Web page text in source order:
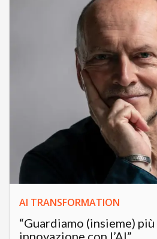
AI TRANSFORMATION
“Guardiamo (insieme)
innovazione con l’AI”